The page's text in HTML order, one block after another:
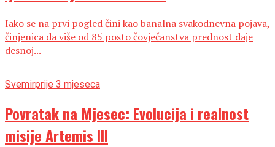
Iako se na prvi pogled čini kao banalna svakodnevna pojava,
činjenica da više od 85 posto čovječanstva prednost daje
desnoj...
Svemirprije 3 mjeseca
Povratak na Mjesec: Evolucija i realnost
misije Artemis III